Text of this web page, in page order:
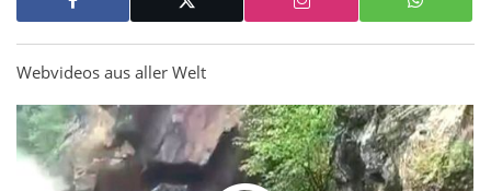
Webvideos aus aller Welt